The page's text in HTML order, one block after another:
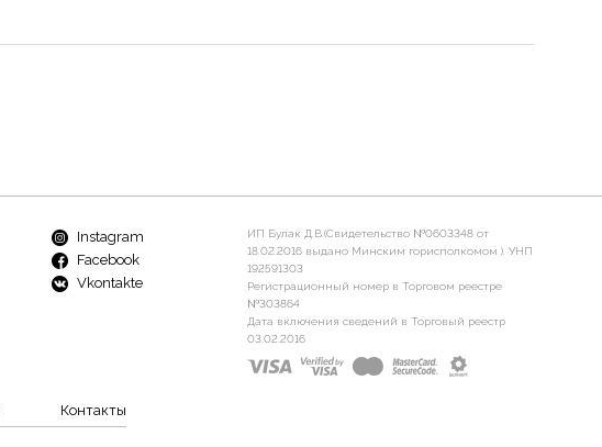
Instagram
Facebook
Vkontakte
ИП Булак Д.В.(Свидетельство №0603348 от
18.02.2016 выдано Минским горисполкомом ). УНП
192591303
Регистрационный номер в Торговом реестре
№303864
Дата включения сведений в Торговый реестр
03.02.2016
Контакты